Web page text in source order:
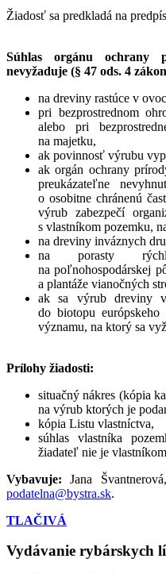
Žiadosť sa predkladá na
Súhlas orgánu
nevyžaduje (§ 47 ods. 4
na dreviny rastúce v
pri bezprostrednom
alebo pri
na majetku,
ak povinnosť výrubu
ak orgán ochrany
preukázateľne
o osobitne chránenú
výrub zabezpečí
s vlastníkom pozemku,
na dreviny inváznych
na porasty
na poľnohospodárskej
a plantáže vianočných
ak sa výrub dreviny
do biotopu európskeho
významu, na ktorý sa
Prílohy žiadosti:
situačný nákres (kópia
na výrub ktorých je
kópia Listu vlastníctva,
súhlas vlastníka
žiadateľ nie je
Vybavuje: Jana
podatelna@bystra.sk.
TLAČIVÁ
Vydávanie rybárskych